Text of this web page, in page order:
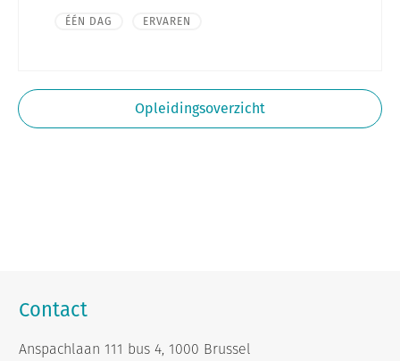
Opleidingsoverzicht
ÉÉN DAG ERVAREN
Contact
Anspachlaan 111 bus 4, 1000 Brussel